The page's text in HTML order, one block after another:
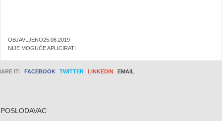
OBJAVLJENO25.06.2019
NIJE MOGUĆE APLICIRATI
IT: FACEBOOK TWITTER LINKEDIN EMAIL
POSLODAVAC